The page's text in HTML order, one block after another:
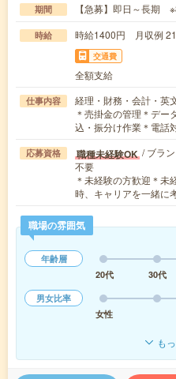
期間 【急募】即日～長期
時給 時給1400円 月収例
交通費
全額支給
仕事内容
経理・財務・会計・英
＊売掛金の管理＊デー
込・振分け作業＊電
応募資格 職種未経験OK / ブラ
不要
＊未経験の方歓迎＊未
時、キャリアを一緒に
職場の雰囲気
年齢層
20代
30代
男女比率
女性
も